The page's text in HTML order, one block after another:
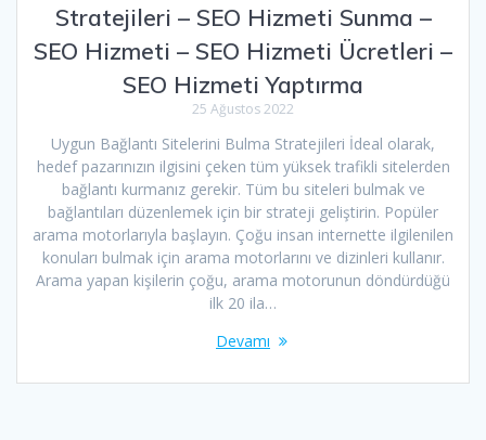
Stratejileri – SEO Hizmeti Sunma –
SEO Hizmeti – SEO Hizmeti Ücretleri –
SEO Hizmeti Yaptırma
25 Ağustos 2022
Uygun Bağlantı Sitelerini Bulma Stratejileri İdeal olarak,
hedef pazarınızın ilgisini çeken tüm yüksek trafikli sitelerden
bağlantı kurmanız gerekir. Tüm bu siteleri bulmak ve
bağlantıları düzenlemek için bir strateji geliştirin. Popüler
arama motorlarıyla başlayın. Çoğu insan internette ilgilenilen
konuları bulmak için arama motorlarını ve dizinleri kullanır.
Arama yapan kişilerin çoğu, arama motorunun döndürdüğü
ilk 20 ila…
Devamı